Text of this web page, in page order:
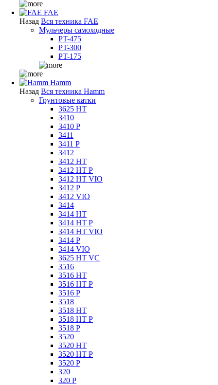
FAE
Назад Вся техника FAE
Мульчеры самоходные
PT-475
PT-300
PT-175
Hamm
Назад Вся техника Hamm
Грунтовые катки
3625 HT
3410
3410 P
3411
3411 P
3412
3412 HT
3412 HT P
3412 HT VIO
3412 P
3412 VIO
3414
3414 HT
3414 HT P
3414 HT VIO
3414 P
3414 VIO
3625 HT VC
3516
3516 HT
3516 HT P
3516 P
3518
3518 HT
3518 HT P
3518 P
3520
3520 HT
3520 HT P
3520 P
320
320 P